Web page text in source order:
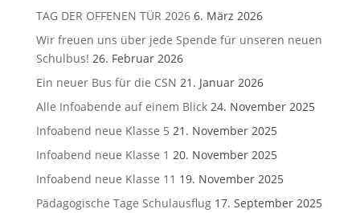
TAG DER OFFENEN TÜR 2026 6. März 2026
Wir freuen uns über jede Spende für unseren neuen
Schulbus! 26. Februar 2026
Ein neuer Bus für die CSN 21. Januar 2026
Alle Infoabende auf einem Blick 24. November 2025
Infoabend neue Klasse 5 21. November 2025
Infoabend neue Klasse 1 20. November 2025
Infoabend neue Klasse 11 19. November 2025
Pädagogische Tage Schulausflug 17. September 2025